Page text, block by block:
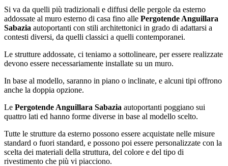
Si va da quelli più tradizionali e diffusi delle pergole da esterno
addossate al muro esterno di casa fino alle Pergotende Anguillara
Sabazia autoportanti con stili architettonici in grado di adattarsi a
contesti diversi, da quelli classici a quelli contemporanei.
Le strutture addossate, ci teniamo a sottolineare, per essere realizzate
devono essere necessariamente installate su un muro.
In base al modello, saranno in piano o inclinate, e alcuni tipi offrono
anche la doppia opzione.
Le Pergotende Anguillara Sabazia autoportanti poggiano sui
quattro lati ed hanno forme diverse in base al modello scelto.
Tutte le strutture da esterno possono essere acquistate nelle misure
standard o fuori standard, e possono poi essere personalizzate con la
scelta dei materiali della struttura, del colore e del tipo di
rivestimento che più vi piacciono.